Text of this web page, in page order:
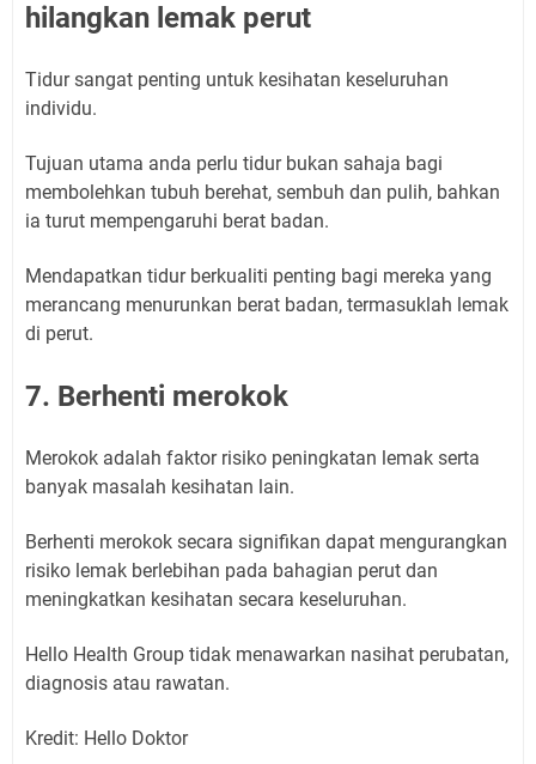
hilangkan lemak perut
Tidur sangat penting untuk kesihatan keseluruhan
individu.
Tujuan utama anda perlu tidur bukan sahaja bagi
membolehkan tubuh berehat, sembuh dan pulih, bahkan
ia turut mempengaruhi berat badan.
Mendapatkan tidur berkualiti penting bagi mereka yang
merancang menurunkan berat badan, termasuklah lemak
di perut.
7. Berhenti merokok
Merokok adalah faktor risiko peningkatan lemak serta
banyak masalah kesihatan lain.
Berhenti merokok secara signifikan dapat mengurangkan
risiko lemak berlebihan pada bahagian perut dan
meningkatkan kesihatan secara keseluruhan.
Hello Health Group tidak menawarkan nasihat perubatan,
diagnosis atau rawatan.
Kredit: Hello Doktor